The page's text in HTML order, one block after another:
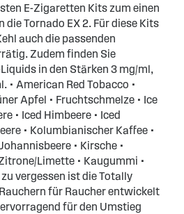
E-Zigaretten Kits zum einen
die Tornado EX 2. Für diese Kits
auch die passenden
Zudem finden Sie
in den Stärken 3 mg/ml,
• American Red Tobacco •
Apfel • Fruchtschmelze • Ice
• Iced Himbeere • Iced
• Kolumbianischer Kaffee •
• Kirsche •
Limette • Kaugummi •
vergessen ist die Totally
für Raucher entwickelt
für den Umstieg